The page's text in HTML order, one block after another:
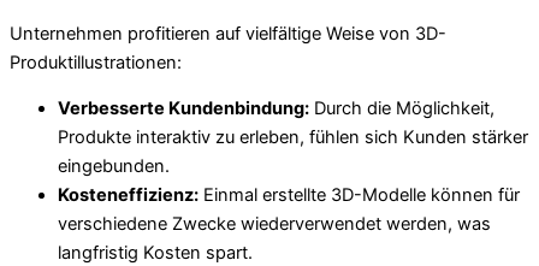
Unternehmen profitieren auf vielfältige Weise von 3D-
Produktillustrationen:
Verbesserte Kundenbindung: Durch die Möglichkeit,
Produkte interaktiv zu erleben, fühlen sich Kunden stärker
eingebunden.
Kosteneffizienz: Einmal erstellte 3D-Modelle können für
verschiedene Zwecke wiederverwendet werden, was
langfristig Kosten spart.